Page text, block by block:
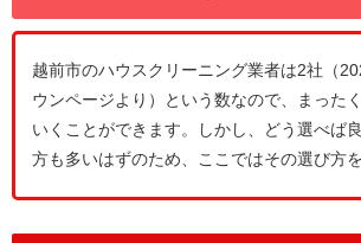
越前市のハウスクリーニング業者は2社（
ウンページより）という数なので、まった
いくことができます。しかし、どう選べば
方も多いはずのため、ここではその選び方